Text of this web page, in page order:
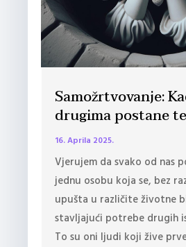
Samožrtvovanje:
drugima postane
16. Aprila 2025.
Vjerujem da svako od nas
jednu osobu koja se, bez
upušta u različite životne
stavljajući potrebe drugih
To su oni ljudi koji žive